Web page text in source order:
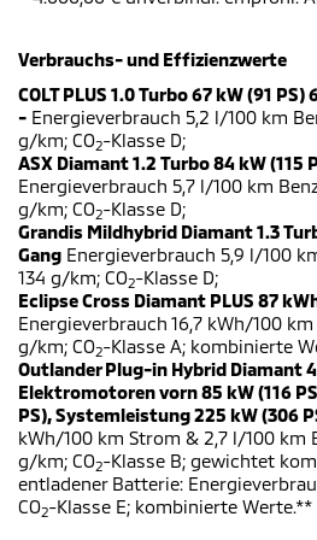
Verbrauchs- und Effizienzwerte
COLT PLUS 1.0 Turbo 67 kW (91
- Energieverbrauch 5,2 l/100 km
g/km; CO2-Klasse D;
ASX Diamant 1.2 Turbo 84 kW (115
Energieverbrauch 5,7 l/100 km
g/km; CO2-Klasse D;
Grandis Mildhybrid Diamant 1.3
Gang Energieverbrauch 5,9 l/100
134 g/km; CO2-Klasse D;
Eclipse Cross Diamant PLUS 87
Energieverbrauch 16,7 kWh/100 km
g/km; CO2-Klasse A; kombinierte
Outlander Plug-in Hybrid Diamant
Elektromotoren vorn 85 kW (116
PS), Systemleistung 225 kW (306
kWh/100 km Strom & 2,7 l/100 km
g/km; CO2-Klasse B; gewichtet
entladener Batterie:
CO2-Klasse E; kombinierte Werte.**